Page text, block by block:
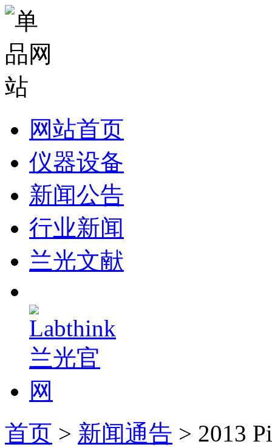
网站首页
仪器设备
新闻公告
行业新闻
兰光文献
首页 > 新闻通告 > 2013